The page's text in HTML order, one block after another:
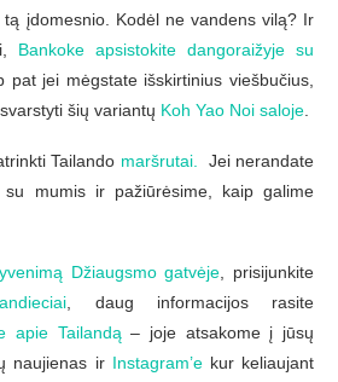
įdomesnio. Kodėl ne vandens vilą? Ir
Bankoke apsistokite dangoraižyje su
pat jei mėgstate išskirtinius viešbučius,
šių variantų Koh Yao Noi saloje.
Tailando maršrutai. Jei nerandate
su mumis ir pažiūrėsime, kaip galime
Džiaugsmo gatvėje, prisijunkite
, daug informacijos rasite
apie Tailandą– joje atsakome į jūsų
naujienas ir Instagram’e kur keliaujant